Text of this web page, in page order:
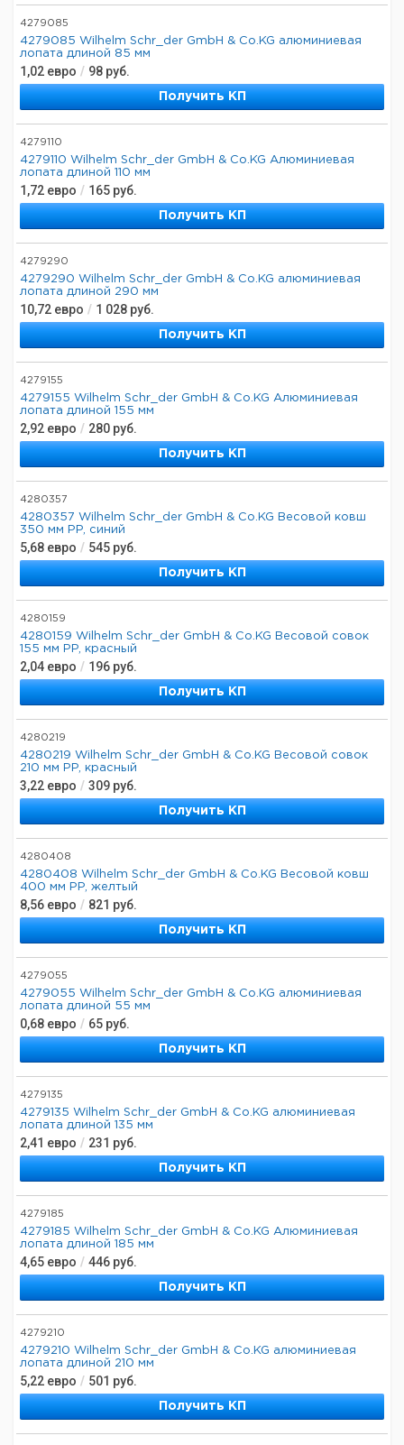
4279085
4279085 Wilhelm Schr_der GmbH & Co.KG алюминиевая
лопата длиной 85 мм
1,02 евро / 98 руб.
Получить КП
4279110
4279110 Wilhelm Schr_der GmbH & Co.KG Алюминиевая
лопата длиной 110 мм
1,72 евро / 165 руб.
Получить КП
4279290
4279290 Wilhelm Schr_der GmbH & Co.KG алюминиевая
лопата длиной 290 мм
10,72 евро / 1 028 руб.
Получить КП
4279155
4279155 Wilhelm Schr_der GmbH & Co.KG Алюминиевая
лопата длиной 155 мм
2,92 евро / 280 руб.
Получить КП
4280357
4280357 Wilhelm Schr_der GmbH & Co.KG Весовой ковш
350 мм PP, синий
5,68 евро / 545 руб.
Получить КП
4280159
4280159 Wilhelm Schr_der GmbH & Co.KG Весовой совок
155 мм PP, красный
2,04 евро / 196 руб.
Получить КП
4280219
4280219 Wilhelm Schr_der GmbH & Co.KG Весовой совок
210 мм PP, красный
3,22 евро / 309 руб.
Получить КП
4280408
4280408 Wilhelm Schr_der GmbH & Co.KG Весовой ковш
400 мм PP, желтый
8,56 евро / 821 руб.
Получить КП
4279055
4279055 Wilhelm Schr_der GmbH & Co.KG алюминиевая
лопата длиной 55 мм
0,68 евро / 65 руб.
Получить КП
4279135
4279135 Wilhelm Schr_der GmbH & Co.KG алюминиевая
лопата длиной 135 мм
2,41 евро / 231 руб.
Получить КП
4279185
4279185 Wilhelm Schr_der GmbH & Co.KG Алюминиевая
лопата длиной 185 мм
4,65 евро / 446 руб.
Получить КП
4279210
4279210 Wilhelm Schr_der GmbH & Co.KG алюминиевая
лопата длиной 210 мм
5,22 евро / 501 руб.
Получить КП